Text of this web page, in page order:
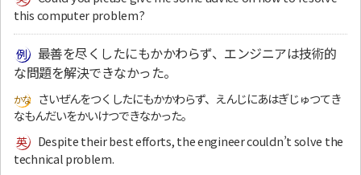
this computer problem?
最善を尽くしたにもかかわらず、エンジニアは技術的
な問題を解決できなかった。
さいぜんをつくしたにもかかわらず、えんじにあはぎじゅつてき
なもんだいをかいけつできなかった。
Despite their best efforts, the engineer couldn’t solve the
technical problem.